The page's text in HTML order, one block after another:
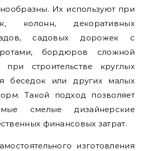
Их используют при
колонн, декоративных
садовых дорожек с
бордюров сложной
строительстве круглых
беседок или других малых
Такой подход позволяет
смелые дизайнерские
финансовых затрат.
изготовления